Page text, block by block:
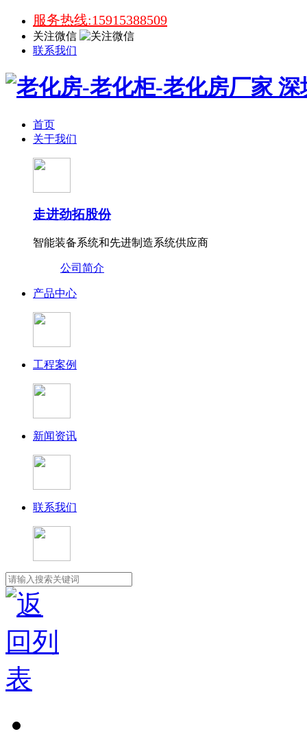
服务热线:15915388509
关注微信
联系我们
首页
关于我们
走进劲拓股份
智能装备系统和先进制造系统供应商
公司简介
产品中心
工程案例
新闻资讯
联系我们